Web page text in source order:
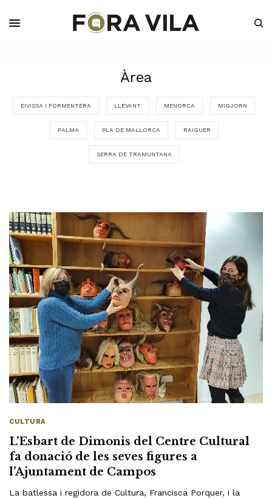
Àrea
EIVISSA I FORMENTERA LLEVANT MENORCA MIGJORN
PALMA PLA DE MALLORCA RAIGUER
SERRA DE TRAMUNTANA
CULTURA
L’Esbart de Dimonis del Centre Cultural
fa donació de les seves figures a
l’Ajuntament de Campos
La batlessa i regidora de Cultura, Francisca Porquer, i la